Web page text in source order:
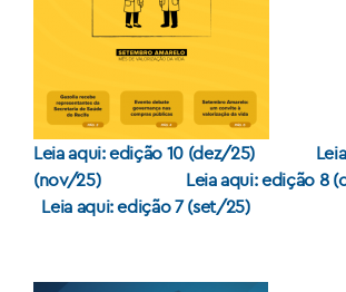
Leia aqui: edição 10 (dez/25)
(nov/25)
Leia aqui: edição 8
Leia aqui: edição 7 (set/25)